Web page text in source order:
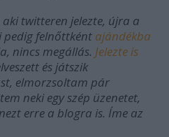
twitteren jelezte, újra a
pedig felnőttként ajándékba
nincs megállás. Jelezte is
és játszik
elmorzsoltam pár
neki egy szép üzenetet,
erre a blogra is. Íme az